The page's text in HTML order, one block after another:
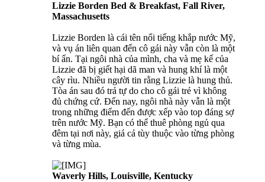
Lizzie Borden Bed & Breakfast, Fall River,
Massachusetts
Lizzie Borden là cái tên nổi tiếng khắp nước Mỹ,
và vụ án liên quan đến cô gái này vẫn còn là một
bí ẩn. Tại ngôi nhà của mình, cha và mẹ kế của
Lizzie đã bị giết hại dã man và hung khí là một
cây rìu. Nhiều người tin rằng Lizzie là hung thủ.
Tòa án sau đó trả tự do cho cô gái trẻ vì không
đủ chứng cứ. Đến nay, ngôi nhà này vẫn là một
trong những điểm đến được xếp vào top đáng sợ
trên nước Mỹ. Bạn có thể thuê phòng ngủ qua
đêm tại nơi này, giá cả tùy thuộc vào từng phòng
và từng mùa.
Waverly Hills, Louisville, Kentucky